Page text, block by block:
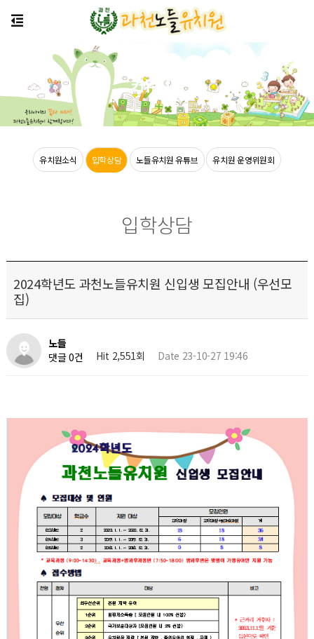
유치원소식 입학상담 노들유치원 유튜브 유치원 운영위원회
커뮤니티
입학상담
2024학년도 과천노들유치원 신입생 모집안내 (우선모
집)
노들
댓글 0건
Hit 2,551회 Date 23-10-27 19:46